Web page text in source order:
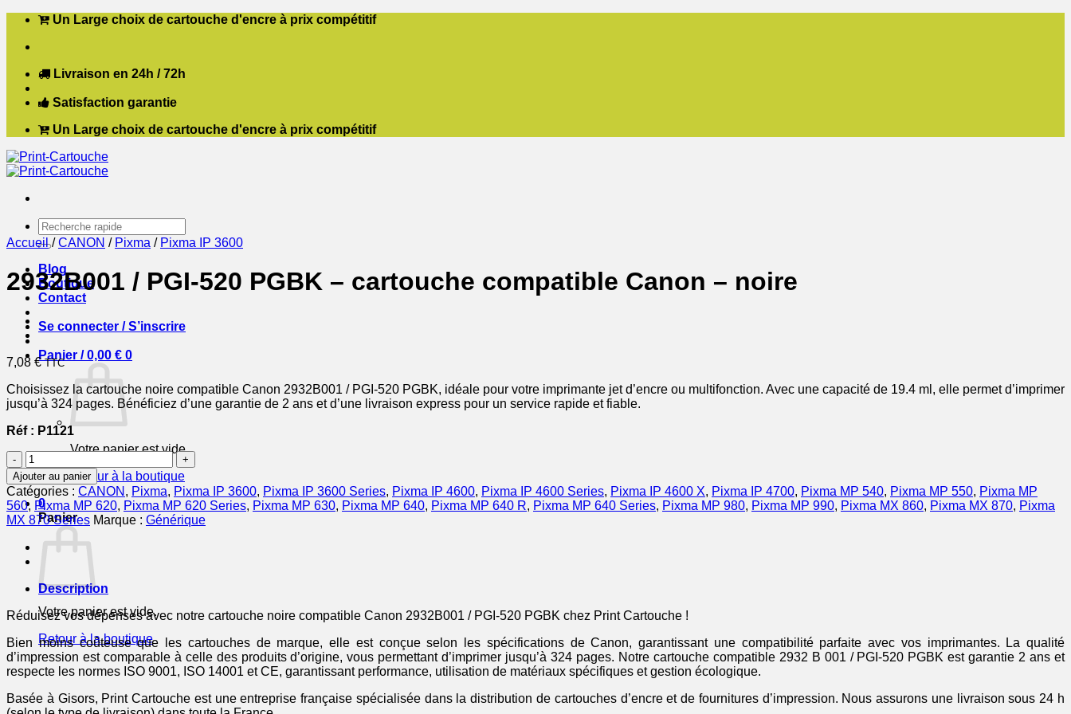
Passer
contenu
Un Large choix de cartouche d'encre à prix compétitif
Livraison en 24h / 72h
Satisfaction garantie
Un Large choix de cartouche d'encre à prix compétitif
Recherche
pour :
Blog
Boutique
Contact
Se connecter / S’inscrire
Panier /0,00 € 0
Votre panier est vide.
Retour à la boutique
0
Panier
Votre panier est vide.
Retour à la boutique
Accueil / CANON / Pixma / Pixma IP 3600
2932B001 / PGI-520 PGBK – cartouche compatible Canon – noire
7,08 € TTC
Choisissez la cartouche noire compatible Canon 2932B001 / PGI-520 PGBK, idéale pour votre imprimante jet d’encre ou multifonction. Avec une capacité de 19.4 ml, elle permet d’imprimer
jusqu’à 324 pages. Bénéficiez d’une garantie de 2 ans et d’une livraison express pour un service rapide et fiable.
Réf : P1121
quantité
de
2932B001
/
PGI-
520
PGBK
-
compatible
-
Ajouter au panier
Catégories : CANON , Pixma, Pixma IP 3600, Pixma IP 3600 Series, Pixma IP 4600, Pixma IP 4600 Series, Pixma IP 4600 X, Pixma IP 4700, Pixma MP 540, Pixma MP 550, Pixma MP
560, Pixma MP 620, Pixma MP 620 Series, Pixma MP 630, Pixma MP 640, Pixma MP 640 R, Pixma MP 640 Series, Pixma MP 980, Pixma MP 990, Pixma MX 860, Pixma MX 870, Pixma
MX 870 Series Marque : Générique
Description
Réduisez vos dépenses avec notre cartouche noire compatible Canon 2932B001 / PGI-520 PGBK chez Print Cartouche !
Bien moins coûteuse que les cartouches de marque, elle est conçue selon les spécifications de Canon, garantissant une compatibilité parfaite avec vos imprimantes. La qualité
d’impression est comparable à celle des produits d’origine, vous permettant d’imprimer jusqu’à 324 pages. Notre cartouche compatible 2932 B 001 / PGI-520 PGBK est garantie 2 ans et
respecte les normes ISO 9001, ISO 14001 et CE, garantissant performance, utilisation de matériaux spécifiques et gestion écologique.
Basée à Gisors, Print Cartouche est une entreprise française spécialisée dans la distribution de cartouches d’encre et de fournitures d’impression. Nous assurons une livraison sous 24 h